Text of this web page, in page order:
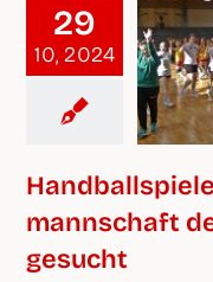
29
10, 2024
mann­schaft
gesucht